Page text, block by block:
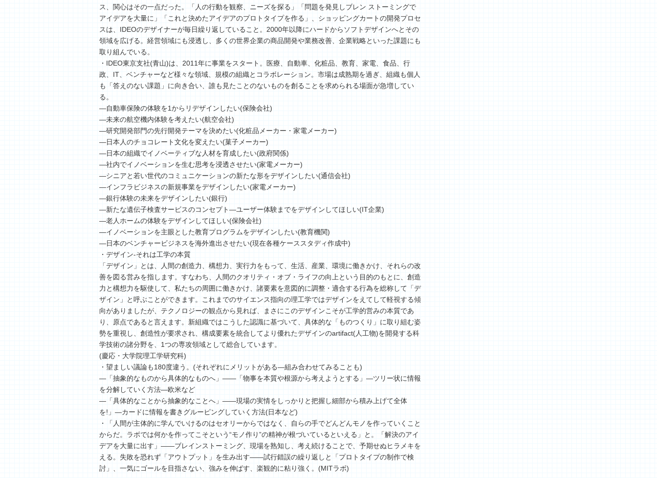
ス、関心はその一点だった。「人の行動を観察、ニーズを探る」「問題を発見しブレン ストーミングで
アイデアを大量に」「これと決めたアイデアのプロトタイプを作る」、ショッピングカートの開発プロセ
スは、IDEOのデザイナーが毎日繰り返していること。2000年以降にハードからソフトデザインへとその
領域を広げる。経営領域にも浸透し、多くの世界企業の商品開発や業務改善、企業戦略といった課題にも
取り組んでいる。
・IDEO東京支社(青山)は、2011年に事業をスタート。医療、自動車、化粧品、教育、家電、食品、行
政、IT、ベンチャーなど様々な領域、規模の組織とコラボレーション。市場は成熟期を過ぎ、組織も個人
も「答えのない課題」に向き合い、誰も見たことのないものを創ることを求められる場面が急増してい
る。
―自動車保険の体験を1からリデザインしたい(保険会社)
―未来の航空機内体験を考えたい(航空会社)
―研究開発部門の先行開発テーマを決めたい(化粧品メーカー・家電メーカー)
―日本人のチョコレート文化を変えたい(菓子メーカー)
―日本の組織でイノベーティブな人材を育成したい(政府関係)
―社内でイノベーションを生む思考を浸透させたい(家電メーカー)
―シニアと若い世代のコミュニケーションの新たな形をデザインしたい(通信会社)
―インフラビジネスの新規事業をデザインしたい(家電メーカー)
―銀行体験の未来をデザインしたい(銀行)
―新たな遺伝子検査サービスのコンセプト―ユーザー体験までをデザインしてほしい(IT企業)
―老人ホームの体験をデザインしてほしい(保険会社)
―イノベーションを主眼とした教育プログラムをデザインしたい(教育機関)
―日本のベンチャービジネスを海外進出させたい(現在各種ケーススタディ作成中)
・デザイン-それは工学の本質
「デザイン」とは、人間の創造力、構想力、実行力をもって、生活、産業、環境に働きかけ、それらの改
善を図る営みを指します。すなわち、人間のクオリティ・オブ・ライフの向上という目的のもとに、創造
力と構想力を駆使して、私たちの周囲に働きかけ、諸要素を意図的に調整・適合する行為を総称して「デ
ザイン」と呼ぶことができます。これまでのサイエンス指向の理工学ではデザインをえてして軽視する傾
向がありましたが、テクノロジーの観点から見れば、まさにこのデザインこそが工学的営みの本質であ
り、原点であると言えます。新組織ではこうした認識に基づいて、具体的な「ものつくり」に取り組む姿
勢を重視し、創造性が要求され、構成要素を統合してより優れたデザインのartifact(人工物)を開発する科
学技術の諸分野を、1つの専攻領域として総合しています。
(慶応・大学院理工学研究科)
・望ましい議論も180度違う。(それぞれにメリットがある―組み合わせてみることも)
―「抽象的なものから具体的なものへ」――「物事を本質や根源から考えようとする」―ツリー状に情報
を分解していく方法―欧米など
―「具体的なことから抽象的なことへ」――現場の実情をしっかりと把握し細部から積み上げて全体
を!」―カードに情報を書きグルーピングしていく方法(日本など)
・「人間が主体的に学んでいけるのはセオリーからではなく、自らの手でどんどんモノを作っていくこと
からだ。ラボでは何かを作ってこそという“モノ作り”の精神が根づいているといえる」と。「解決のアイ
デアを大量に出す」――ブレインストーミング、現場を熟知し、考え続けることで、予期せぬヒラメキを
える。失敗を恐れず「アウトプット」を生み出す――試行錯誤の繰り返しと「プロトタイプの制作で検
討」、一気にゴールを目指さない、強みを伸ばす、楽観的に粘り強く。(MITラボ)